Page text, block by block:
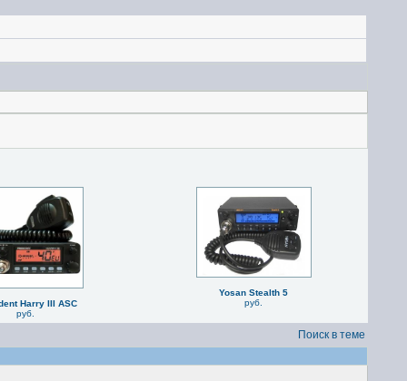
Harry III ASC
руб.
Yosan Stealth 5
руб.
Поиск в теме